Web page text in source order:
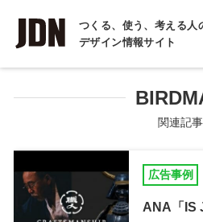
つくる、使う、考える人
デザイン情報サイト
INTERVIEW
インタビュー
COLUMN
関連記事
広告事例
ANA「IS